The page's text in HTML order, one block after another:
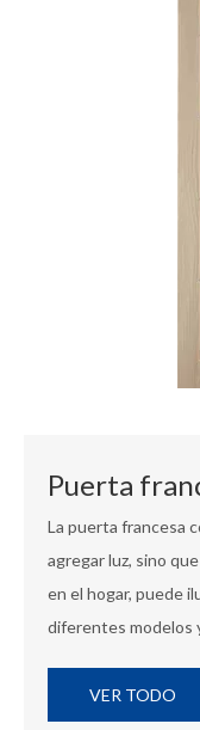
Puerta
La puerta francesa
agregar luz, sino
en el hogar, puede
diferentes modelos
VER TODO